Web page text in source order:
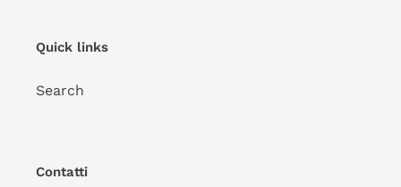
Quick links
Search
Contatti